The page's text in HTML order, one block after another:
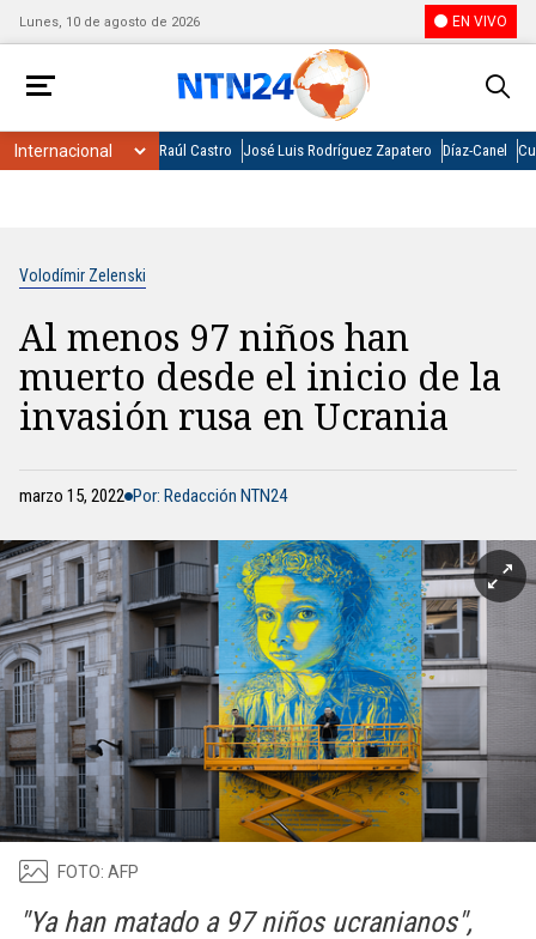
Lunes, 10 de agosto de 2026 EN VIVO
Raúl Castro José Luis Rodríguez Zapatero Díaz-Canel
Volodímir Zelenski
Al menos 97 niños han
muerto desde el inicio de la
invasión rusa en Ucrania
marzo 15, 2022 Por: Redacción NTN24
FOTO: AFP
"Ya han matado a 97 niños ucranianos",